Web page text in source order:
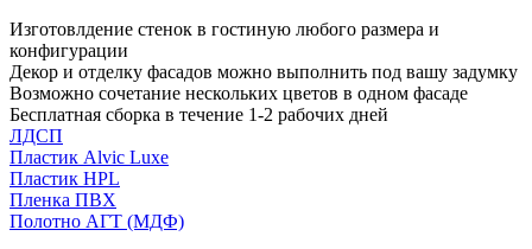
Изготовлдение стенок в гостиную любого размера и
конфигурации
Декор и отделку фасадов можно выполнить под вашу задумку
Возможно сочетание нескольких цветов в одном фасаде
Бесплатная сборка в течение 1-2 рабочих дней
ЛДСП
Пластик Alvic Luxe
Пластик HPL
Пленка ПВХ
Полотно АГТ (МДФ)